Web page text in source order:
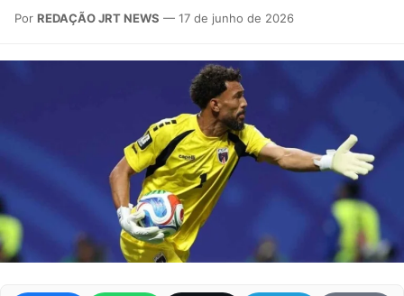
Por REDAÇÃO JRT NEWS — 17 de junho de 2026